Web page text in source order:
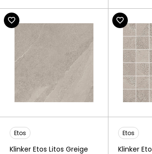
Etos
Klinker Etos Litos Greige
Etos
Klinker